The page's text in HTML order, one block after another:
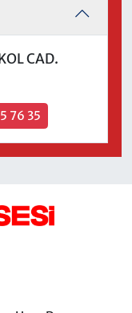
CAD.
76 35